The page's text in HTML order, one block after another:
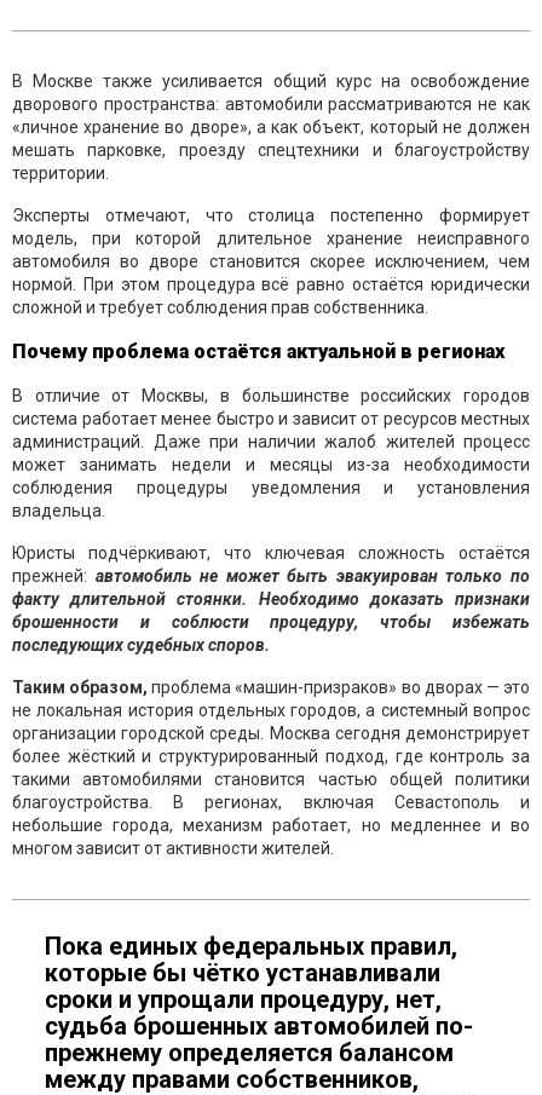
В Москве также усиливается общий курс на освобождение
дворового пространства: автомобили рассматриваются не как
«личное хранение во дворе», а как объект, который не должен
мешать парковке, проезду спецтехники и благоустройству
территории.
Эксперты отмечают, что столица постепенно формирует
модель, при которой длительное хранение неисправного
автомобиля во дворе становится скорее исключением, чем
нормой. При этом процедура всё равно остаётся юридически
сложной и требует соблюдения прав собственника.
Почему проблема остаётся актуальной в регионах
В отличие от Москвы, в большинстве российских городов
система работает менее быстро и зависит от ресурсов местных
администраций. Даже при наличии жалоб жителей процесс
может занимать недели и месяцы из-за необходимости
соблюдения процедуры уведомления и установления
владельца.
Юристы подчёркивают, что ключевая сложность остаётся
прежней: автомобиль не может быть эвакуирован только по
факту длительной стоянки. Необходимо доказать признаки
брошенности и соблюсти процедуру, чтобы избежать
последующих судебных споров.
Таким образом,проблема «машин-призраков» во дворах — это
не локальная история отдельных городов, а системный вопрос
организации городской среды. Москва сегодня демонстрирует
более жёсткий и структурированный подход, где контроль за
такими автомобилями становится частью общей политики
благоустройства. В регионах, включая Севастополь и
небольшие города, механизм работает, но медленнее и во
многом зависит от активности жителей.
Пока единых федеральных правил,
которые бы чётко устанавливали
сроки и упрощали процедуру, нет,
судьба брошенных автомобилей по-
прежнему определяется балансом
между правами собственников,